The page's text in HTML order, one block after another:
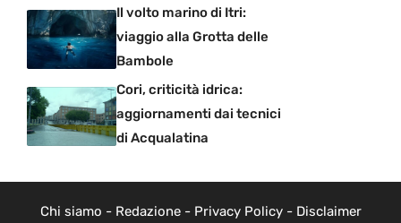
Il volto marino di Itri:
viaggio alla Grotta delle
Bambole
Cori, criticità idrica:
aggiornamenti dai tecnici
di Acqualatina
Chi siamo - Redazione- Privacy Policy- Disclaimer